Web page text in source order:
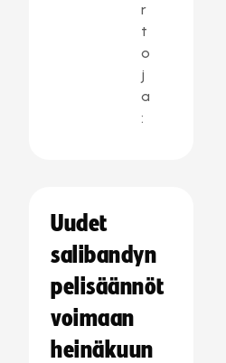
r
t
o
j
a
:
Uudet
salibandyn
pelisäännöt
voimaan
heinäkuun